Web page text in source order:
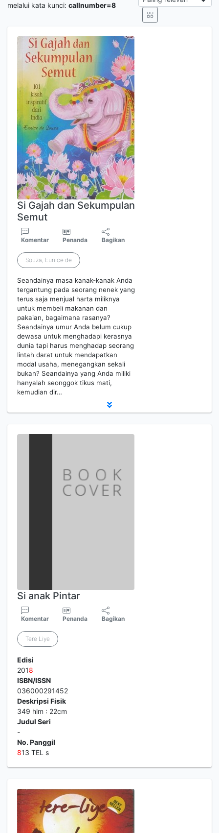
melalui kata kunci: callnumber=8
Si Gajah dan Sekumpulan
Semut
Komentar Penanda Bagikan
Souza, Eunice de
Seandainya masa kanak-kanak Anda
tergantung pada seorang nenek yang
terus saja menjual harta miliknya
untuk membeli makanan dan
pakaian, bagaimana rasanya?
Seandainya umur Anda belum cukup
dewasa untuk menghadapi kerasnya
dunia tapi harus menghadap seorang
lintah darat untuk mendapatkan
modal usaha, menegangkan sekali
bukan? Seandainya yang Anda miliki
hanyalah seonggok tikus mati,
kemudian dir…
Si anak Pintar
Komentar Penanda Bagikan
Tere Liye
Edisi
2018
ISBN/ISSN
036000291452
Deskripsi Fisik
349 hlm : 22cm
Judul Seri
-
No. Panggil
813 TEL s